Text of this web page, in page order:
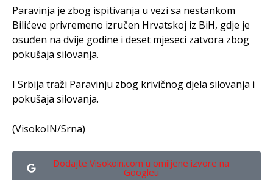
Paravinja je zbog ispitivanja u vezi sa nestankom
Bilićeve privremeno izručen Hrvatskoj iz BiH, gdje je
osuđen na dvije godine i deset mjeseci zatvora zbog
pokušaja silovanja.
I Srbija traži Paravinju zbog krivičnog djela silovanja i
pokušaja silovanja.
(VisokoIN/Srna)
Dodajte Visokoin.com u omiljene izvore na
Googleu